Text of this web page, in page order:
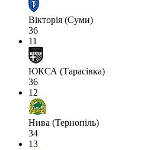
Вікторія (Суми)
36
11
ЮКСА (Тарасівка)
36
12
Нива (Тернопіль)
34
13